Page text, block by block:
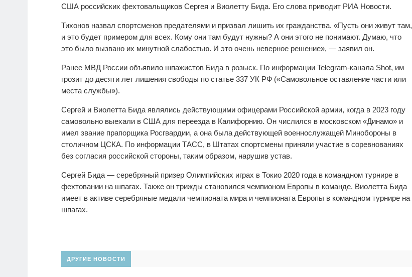
США российских фехтовальщиков Сергея и Виолетту Бида. Его слова приводит РИА Новости.
Тихонов назвал спортсменов предателями и призвал лишить их гражданства. «Пусть они живут там,
и это будет примером для всех. Кому они там будут нужны? А они этого не понимают. Думаю, что
это было вызвано их минутной слабостью. И это очень неверное решение», — заявил он.
Ранее МВД России объявило шпажистов Бида в розыск. По информации Telegram-канала Shot, им
грозит до десяти лет лишения свободы по статье 337 УК РФ («Самовольное оставление части или
места службы»).
Сергей и Виолетта Бида являлись действующими офицерами Российской армии, когда в 2023 году
самовольно выехали в США для переезда в Калифорнию. Он числился в московском «Динамо» и
имел звание прапорщика Росгвардии, а она была действующей военнослужащей Минобороны в
столичном ЦСКА. По информации ТАСС, в Штатах спортсмены приняли участие в соревнованиях
без согласия российской стороны, таким образом, нарушив устав.
Сергей Бида — серебряный призер Олимпийских играх в Токио 2020 года в командном турнире в
фехтовании на шпагах. Также он трижды становился чемпионом Европы в команде. Виолетта Бида
имеет в активе серебряные медали чемпионата мира и чемпионата Европы в командном турнире на
шпагах.
ДРУГИЕ НОВОСТИ